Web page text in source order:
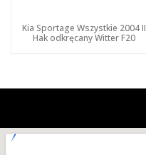
Kia Sportage Wszystkie 2004 II
Hak odkręcany Witter F20